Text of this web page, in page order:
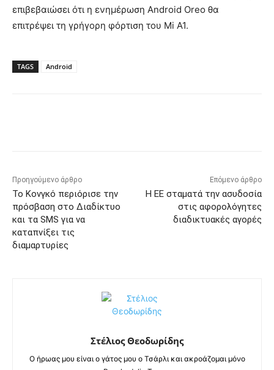
επιβεβαιώσει ότι η ενημέρωση Android Oreo θα
επιτρέψει τη γρήγορη φόρτιση του Mi A1.
TAGS Android
Προηγούμενο άρθρο
Το Κονγκό περιόρισε την
πρόσβαση στο Διαδίκτυο
και τα SMS για να
καταπνίξει τις
διαμαρτυρίες
Επόμενο άρθρο
Η ΕΕ σταματά την ασυδοσία
στις αφορολόγητες
διαδικτυακές αγορές
Στέλιος Θεοδωρίδης
Ο ήρωας μου είναι ο γάτος μου ο Τσάρλι και ακροάζομαι μόνο